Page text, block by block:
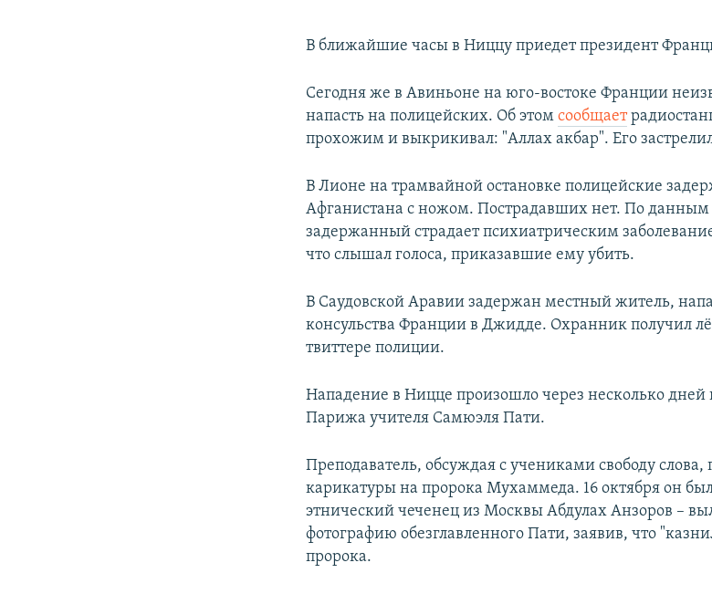
В ближайшие часы в Ниццу приедет президент
Сегодня же в Авиньоне на юго-востоке Франции
напасть на полицейских. Об этомсообщает
прохожим и выкрикивал: "Аллах акбар". Его
В Лионе на трамвайной остановке полицейские
Афганистана с ножом. Пострадавших нет. По данным
задержанный страдает психиатрическим
что слышал голоса, приказавшие ему убить.
В Саудовской Аравии задержан местный житель,
консульства Франции в Джидде. Охранник получил
твиттере полиции.
Нападение в Ницце произошло через несколько дней
Парижа учителя Самюэля Пати.
Преподаватель, обсуждая с учениками свободу слова,
карикатуры на пророка Мухаммеда. 16 октября он
этнический чеченец из Москвы Абдулах Анзоров –
фотографию обезглавленного Пати, заявив, что
пророка.